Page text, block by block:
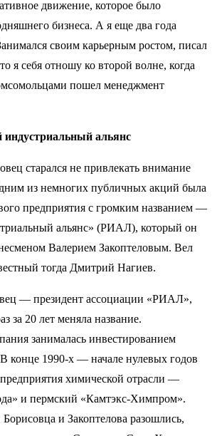
движение, которое было
бизнеса. А я еще два года
своим карьерным ростом, писал
я себя отношу ко второй волне, когда
пошел менеджмент
индустриальный альянс
старался не привлекать внимание
из немногих публичных акций была
предприятия с громким названием —
альянс» (РИАЛ), который он
Валерием Закоптеловым. Вел
тогда Дмитрий Нагиев.
— президент ассоциации «РИАЛ»,
за 20 лет меняла название.
занималась инвестированием
конце 1990-х — начале нулевых годов
химической отрасли —
и пермский «Камтэкс-Химпром».
и Закоптелова разошлись,